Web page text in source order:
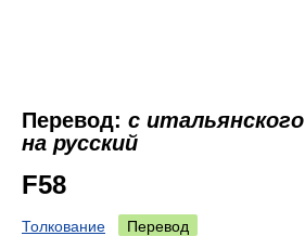
Перевод: с итальянского
на русский
F58
Толкование Перевод